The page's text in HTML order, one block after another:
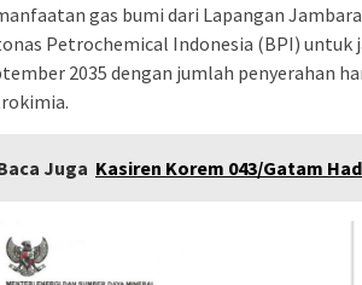
gas bumi dari Lapangan
Petrochemical Indonesia (BPI) untuk
2035 dengan jumlah penyerahan
Juga Kasiren Korem 043/Gatam